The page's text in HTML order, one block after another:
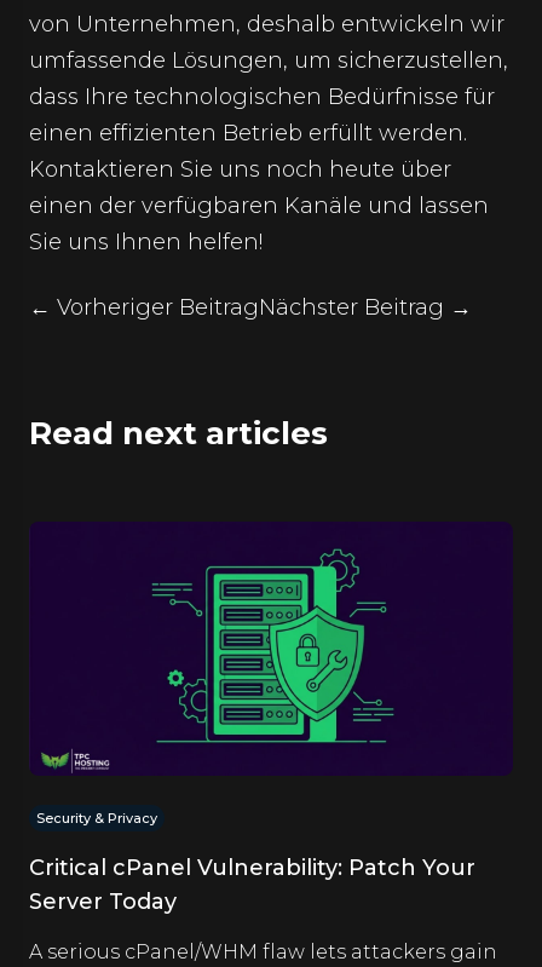
von Unternehmen, deshalb entwickeln wir
umfassende Lösungen, um sicherzustellen,
dass Ihre technologischen Bedürfnisse für
einen effizienten Betrieb erfüllt werden.
Kontaktieren Sie uns noch heute über
einen der verfügbaren Kanäle und lassen
Sie uns Ihnen helfen!
← Vorheriger BeitragNächster Beitrag →
Read next articles
Security & Privacy
Critical cPanel Vulnerability: Patch Your
Server Today
A serious cPanel/WHM flaw lets attackers gain